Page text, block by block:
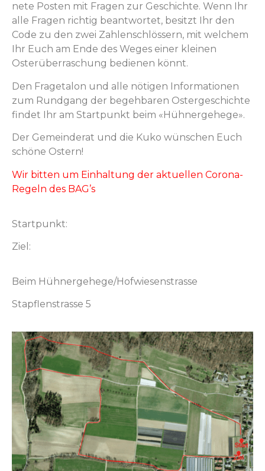
nete Posten mit Fra­gen zur Geschichte. Wenn Ihr
alle Fra­gen richtig beant­wortet, besitzt Ihr den
Code zu den zwei Zahlen­schlössern, mit welchem
Ihr Euch am Ende des Weges ein­er kleinen
Osterüber­raschung bedi­enen könnt.
Den Frage­talon und alle nöti­gen Infor­ma­tio­nen
zum Rundgang der bege­hbaren Ostergeschichte
find­et Ihr am Start­punkt beim «Hüh­n­erge­hege».
Der Gemein­der­at und die Kuko wün­schen Euch
schöne Ostern!
Wir bit­ten um Ein­hal­tung der aktuellen Coro­na-
Regeln des BAG’s
Start­punkt:
Ziel:
Beim Hühnergehege/Hofwiesenstrasse
Stapflen­strasse 5